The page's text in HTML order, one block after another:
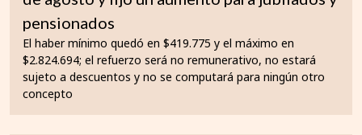
pensionados
El haber mínimo quedó en $419.775 y el máximo en
$2.824.694; el refuerzo será no remunerativo, no estará
sujeto a descuentos y no se computará para ningún otro
concepto